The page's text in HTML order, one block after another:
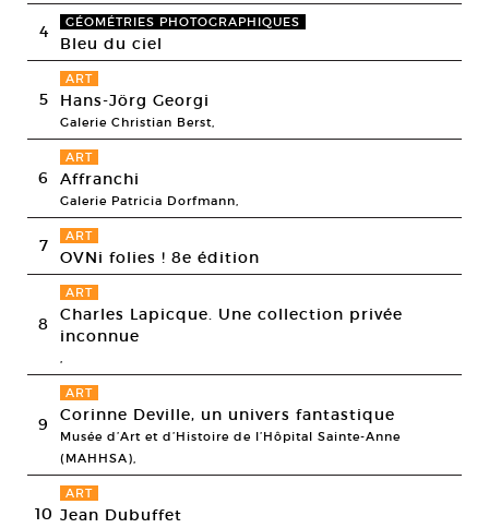
4 GÉOMÉTRIES PHOTOGRAPHIQUES
Bleu du ciel
5
ART
Hans-Jörg Georgi
Galerie Christian Berst,
6
ART
Affranchi
Galerie Patricia Dorfmann,
7 ART
OVNi folies ! 8e édition
8
ART
Charles Lapicque. Une collection privée
inconnue
,
9
ART
Corinne Deville, un univers fantastique
Musée d’Art et d’Histoire de l’Hôpital Sainte-Anne
(MAHHSA),
10
ART
Jean Dubuffet